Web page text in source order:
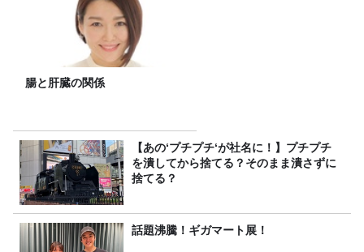
腸と肝臓の関係
【あの‘プチプチ‘が社名に！】プチプチ
を潰してから捨てる？そのまま潰さずに
捨てる？
話題沸騰！ギガマート展！